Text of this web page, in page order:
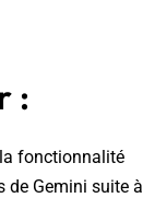
:
fonctionnalité
de Gemini suite à